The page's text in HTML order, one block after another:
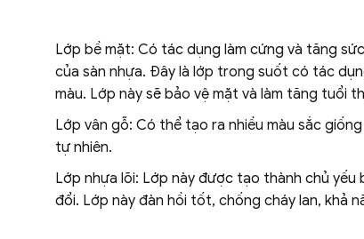
Lớp bề mặt: Có tác dụng làm cứng và tăng
của sàn nhựa. Đây là lớp trong suốt có tác
màu. Lớp này sẽ bảo vệ mặt và làm tăng tuổi
Lớp vân gỗ: Có thể tạo ra nhiều màu sắc
tự nhiên.
Lớp nhựa lõi: Lớp này được tạo thành chủ
đổi. Lớp này đàn hồi tốt, chống cháy lan, khả